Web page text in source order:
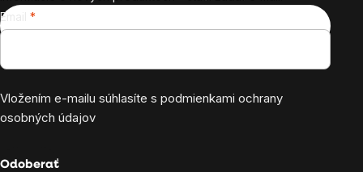
Email
Vložením e-mailu súhlasíte s podmienkami ochrany
osobných údajov
Odoberať